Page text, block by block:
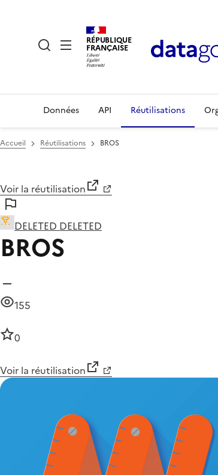
RÉPUBLIQUE
FRANÇAISE
Données API Réutilisations
Accueil Réutilisations BROS
Voir la réutilisation
DELETED DELETED
BROS
155
0
Voir la réutilisation